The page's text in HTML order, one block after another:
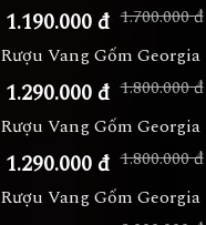
1.190.000 đ 1.700.000 đ
Rượu Vang Gốm Georgia
1.290.000 đ 1.800.000 đ
Rượu Vang Gốm Georgia
1.290.000 đ 1.800.000 đ
Rượu Vang Gốm Georgia